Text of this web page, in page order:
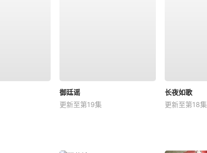
御廷谣
更新至第19集
长夜如歌
更新至第18集